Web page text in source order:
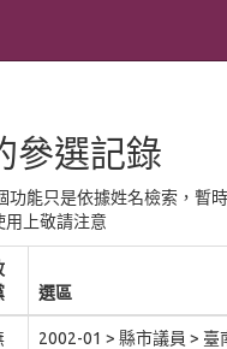
參選記錄
功能只是依據姓名檢索，暫
用上敬請注意
選區
2002-01 > 縣市議員 > 臺